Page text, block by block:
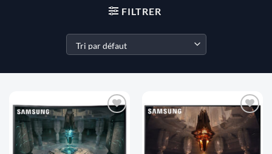
FILTRER
AJOUTER
À LA
LISTE
AJOUTER
À LA
LISTE